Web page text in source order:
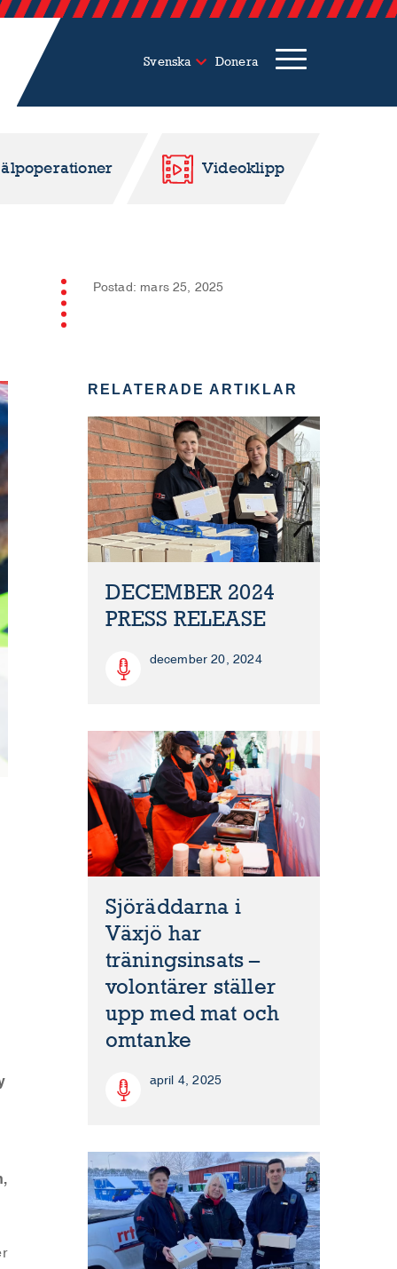
Svenska Donera
Videoklipp
Postad: mars 25, 2025
RELATERADE ARTIKLAR
DECEMBER 2024
PRESS RELEASE
december 20, 2024
Sjöräddarna i
Växjö har
träningsinsats –
volontärer ställer
upp med mat och
omtanke
april 4, 2025